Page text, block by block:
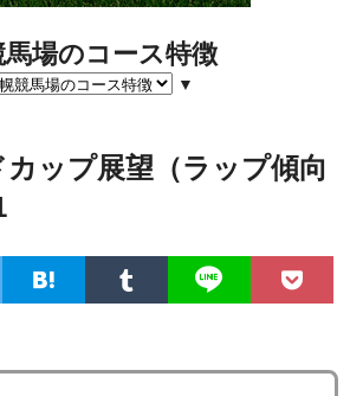
馬場のコース特徴
▼
ップ展望（ラップ傾向